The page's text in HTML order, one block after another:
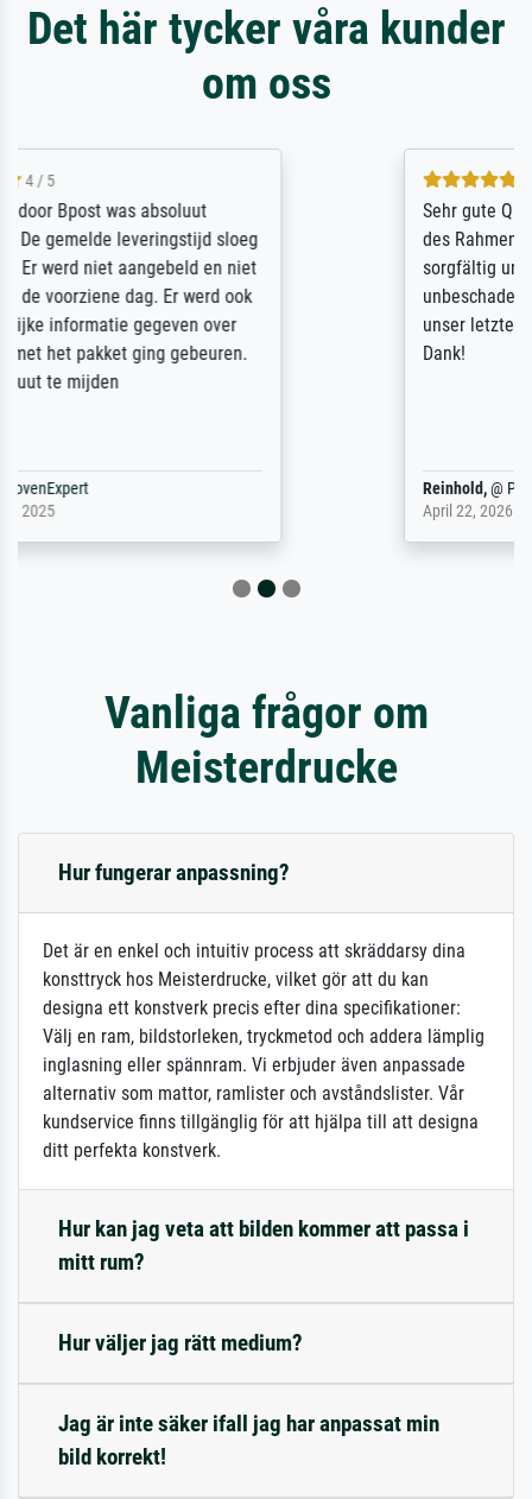
Det här tycker våra kunder
om oss
Sehr gute Qualität des Leinwanddrucks und
des Rahmens! Unser Bild wurde sehr
sorgfältig und sicher verpackt, so dass es
unbeschadet bei uns ankam. Es wird nicht
unser letzter Meisterdruck sein. Vielen
Dank!
Vanliga frågor om
Meisterdrucke
Hur fungerar anpassning?
Det är en enkel och intuitiv process att skräddarsy dina
konsttryck hos Meisterdrucke, vilket gör att du kan
designa ett konstverk precis efter dina specifikationer:
Välj en ram, bildstorleken, tryckmetod och addera lämplig
inglasning eller spännram. Vi erbjuder även anpassade
alternativ som mattor, ramlister och avståndslister. Vår
kundservice finns tillgänglig för att hjälpa till att designa
ditt perfekta konstverk.
Hur kan jag veta att bilden kommer att passa i
mitt rum?
Hur väljer jag rätt medium?
Jag är inte säker ifall jag har anpassat min
bild korrekt!